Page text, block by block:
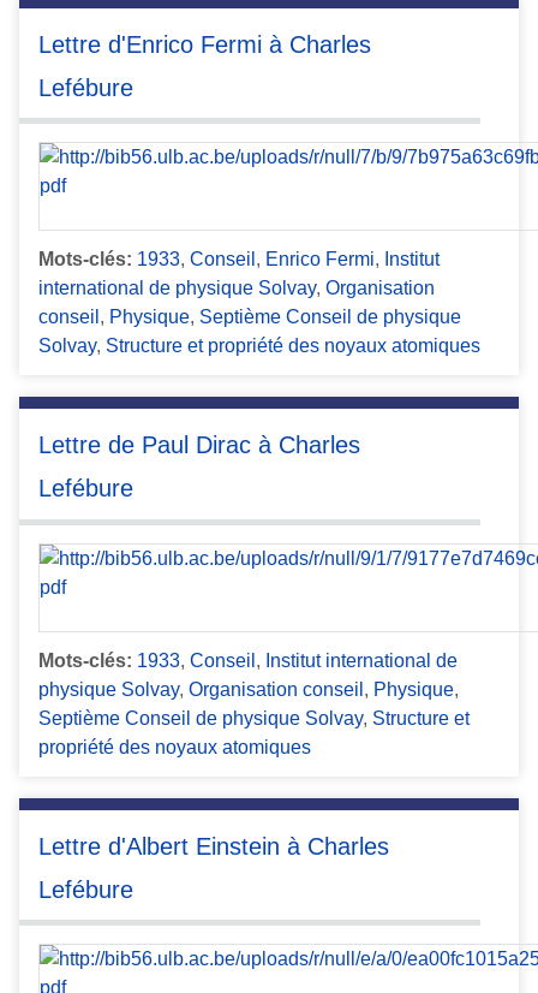
Lettre d'Enrico Fermi à Charles
Lefébure
Mots-clés: 1933, Conseil , Enrico Fermi, Institut
international de physique Solvay, Organisation
conseil , Physique, Septième Conseil de physique
Solvay, Structure et propriété des noyaux atomiques
Lettre de Paul Dirac à Charles
Lefébure
Mots-clés: 1933, Conseil , Institut international de
physique Solvay, Organisation conseil , Physique,
Septième Conseil de physique Solvay, Structure et
propriété des noyaux atomiques
Lettre d'Albert Einstein à Charles
Lefébure